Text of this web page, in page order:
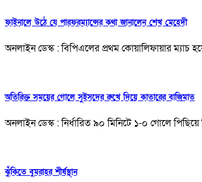
ফাইনালে উঠে যে পারফরম্যান্সের কথা জানালেন শেখ মেহেদী
অনলাইন ডেস্ক : বিপিএলের প্রথম কোয়ালিফায়ার ম্যাচ
অতিরিক্ত সময়ের গোলে সুইসদের রুখে দিয়ে কাতারের বাজিমাত
অনলাইন ডেস্ক : নির্ধারিত ৯০ মিনিটে ১-০ গোলে
ঝুঁকিতে বুমরাহর শীর্ষস্থান